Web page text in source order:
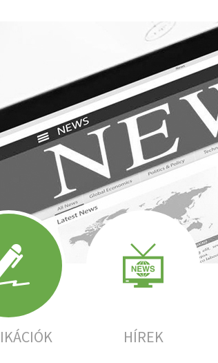
HÍREK